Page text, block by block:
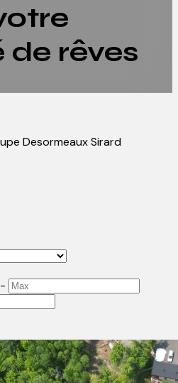
de rêves
Desormeaux Sirard
-